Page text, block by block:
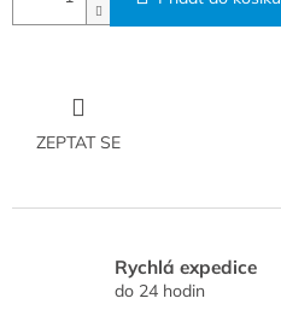
ZEPTAT SE
Rychlá expedice
do 24 hodin